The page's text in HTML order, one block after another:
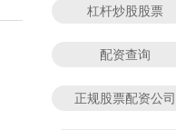
杠杆炒股股票
配资查询
正规股票配资公司